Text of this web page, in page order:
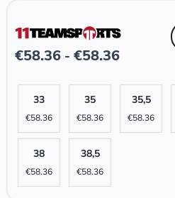
€58.36 - €58.36
33
€58.36
35
€58.36
35,5
€58.36
38
€58.36
38,5
€58.36